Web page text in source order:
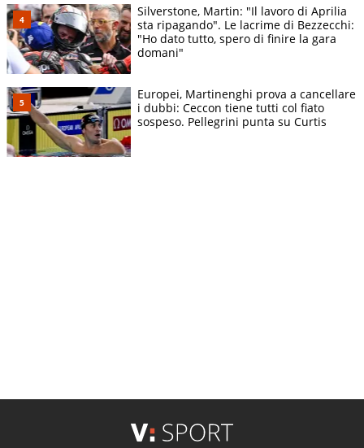
Silverstone, Martin: "Il lavoro di Aprilia
sta ripagando". Le lacrime di Bezzecchi:
"Ho dato tutto, spero di finire la gara
domani"
Europei, Martinenghi prova a cancellare
i dubbi: Ceccon tiene tutti col fiato
sospeso. Pellegrini punta su Curtis